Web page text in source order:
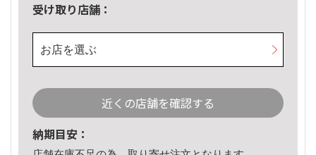
受け取り店舗：
お店を選ぶ
近くの店舗を確認する
納期目安：